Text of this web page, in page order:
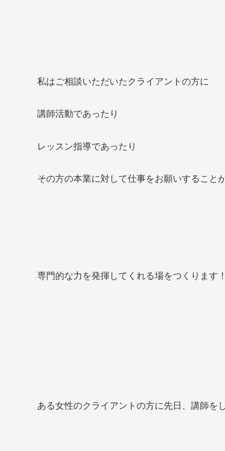
私はご相談いただいたクライアントの方に
講師活動であったり
レッスン指導であったり
その方の本業に対して仕事をお願いすること
専門的な力を発揮してくれる場をつくります！
ある女性のクライアントの方に先日、講師を